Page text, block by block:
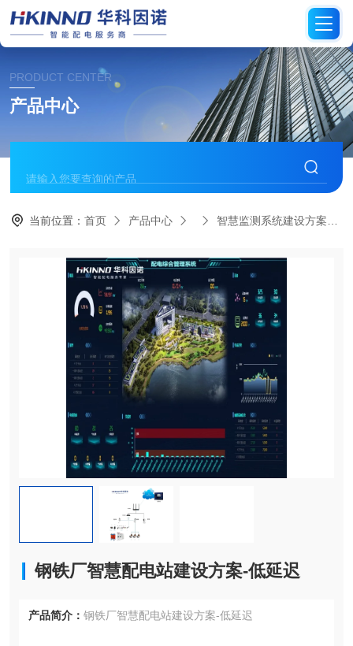
PRODUCT CENTER
产品中心
当前位置：首页 产品中心 智慧监测系统建设方案
钢铁厂智慧配电站建设方案-低延迟
产品简介： 钢铁厂智慧配电站建设方案-低延迟